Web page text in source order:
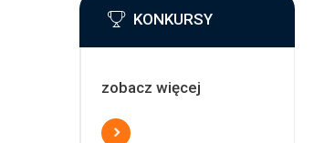
KONKURSY
zobacz więcej